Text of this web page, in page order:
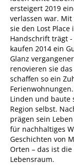
ersteigert 2019
verlassen war.
sie den Lost
Handschrift trägt
kaufen 2014 ein
Glanz
renovieren sie
schaffen so ein
Linden und baute
Region selbst.
prägen sein
für nachhaltiges
Geschichten von
Orten – das ist die
Lebensraum.